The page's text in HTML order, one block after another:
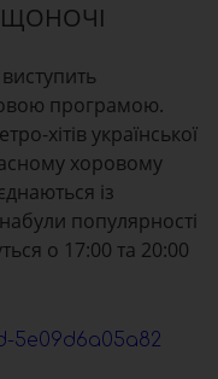
ЩОНОЧІ
програмою.
хітів української
хоровому
із
популярності
о 17:00 та 20:00